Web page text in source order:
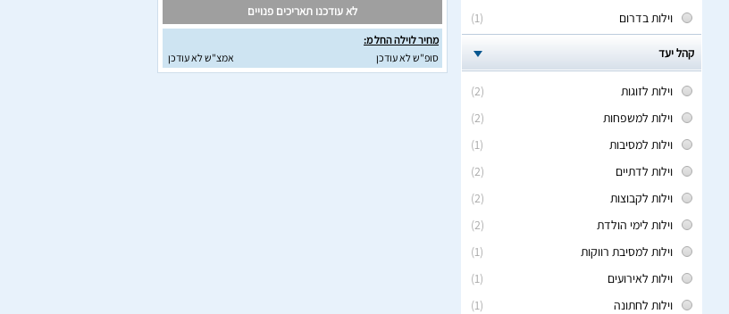
(1)
וילות בדרום
קהל יעד
(2)
וילות לזוגות
(2)
וילות למשפחות
(1)
וילות למסיבות
(2)
וילות לדתיים
(2)
וילות לקבוצות
(2)
וילות לימי הולדת
(1)
וילות למסיבת רווקות
(1)
וילות לאירועים
(1)
וילות לחתונה
לא עודכנו תאריכים פנויים
מחיר לוילה החל מ:
סופ"ש לא עודכן
אמצ"ש לא עודכן